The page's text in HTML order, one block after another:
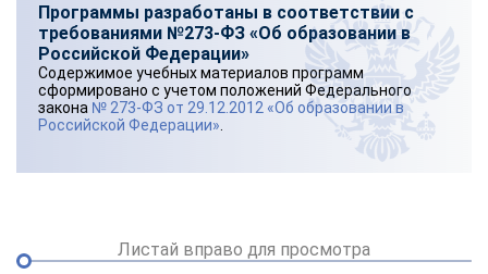
Программы разработаны в соответствии с
требованиями №273-ФЗ «Об образовании в
Российской Федерации»
Содержимое учебных материалов программ
сформировано с учетом положений Федерального
закона № 273-ФЗ от 29.12.2012 «Об образовании в
Российской Федерации»
Листай вправо для просмотра